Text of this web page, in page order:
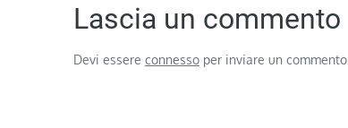
Lascia un commento
Devi essere connesso per inviare un commento.